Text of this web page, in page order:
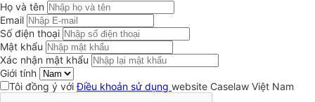
Họ và tên
Email
Số điện thoại
Mật khẩu
Xác nhận mật khẩu
Giới tính
Tôi đồng ý vớiĐiều khoản sử dụng website Caselaw Việt Nam